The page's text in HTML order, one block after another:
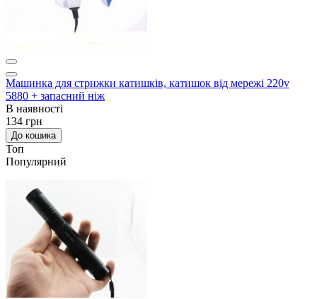
Машинка для стрижки катишків, катишок від мережі 220v
5880 + запасний ніж
В наявності
134 грн
До кошика
Топ
Популярний